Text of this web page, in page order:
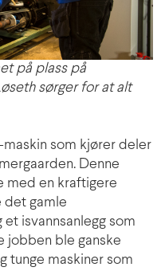
på plass på
sørger for at alt
som kjører deler
Denne
med en kraftigere
det gamle
isvannsanlegg som
jobben ble ganske
tunge maskiner som